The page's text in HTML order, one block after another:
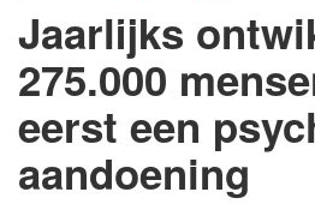
Jaarlijks
275.000
eerst een
aandoening